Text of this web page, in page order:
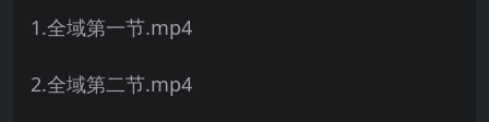
1.全域第一节.mp4
2.全域第二节.mp4